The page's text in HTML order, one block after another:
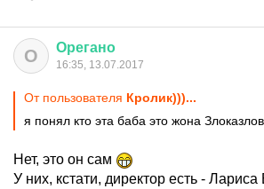
О Орегано
16:35, 13.07.2017
От пользователя Кролик)))...
я понял кто эта баба это жона
Нет, это он сам
У них, кстати, директор есть -